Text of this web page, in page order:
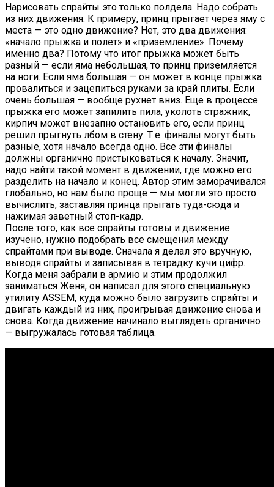
Нарисовать спрайты это только полдела. Надо собрать
из них движения. К примеру, принц прыгает через яму с
места — это одно движение? Нет, это два движения:
«начало прыжка и полет» и «приземление». Почему
именно два? Потому что итог прыжка может быть
разный — если яма небольшая, то принц приземляется
на ноги. Если яма большая — он может в конце прыжка
провалиться и зацепиться руками за край плиты. Если
очень большая — вообще рухнет вниз. Еще в процессе
прыжка его может запилить пила, уколоть стражник,
кирпич может внезапно остановить его, если принц
решил прыгнуть лбом в стену. Т.е. финалы могут быть
разные, хотя начало всегда одно. Все эти финалы
должны органично пристыковаться к началу. Значит,
надо найти такой момент в движении, где можно его
разделить на начало и конец. Автор этим заморачивался
глобально, но нам было проще — мы могли это просто
вычислить, заставляя принца прыгать туда-сюда и
нажимая заветный стоп-кадр.
После того, как все спрайты готовы и движение
изучено, нужно подобрать все смещения между
спрайтами при выводе. Сначала я делал это вручную,
выводя спрайты и записывая в тетрадку кучи цифр.
Когда меня забрали в армию и этим продолжил
заниматься Женя, он написал для этого специальную
утилиту ASSEM, куда можно было загрузить спрайты и
двигать каждый из них, проигрывая движение снова и
снова. Когда движение начинало выглядеть органично
— выгружалась готовая таблица.